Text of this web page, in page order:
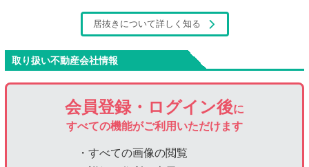
居抜きについて詳しく知る
取り扱い不動産会社情報
会員登録・ログイン後に
すべての機能がご利用いただけます
・すべての画像の閲覧